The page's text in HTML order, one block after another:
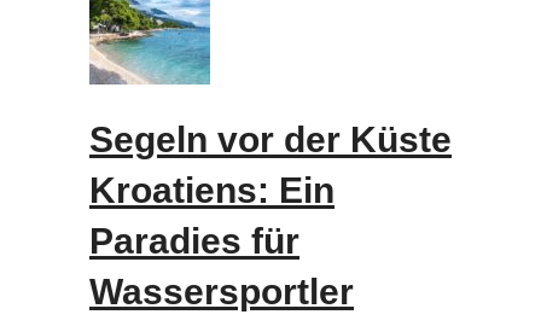
Segeln vor der Küste
Kroatiens: Ein
Paradies für
Wassersportler